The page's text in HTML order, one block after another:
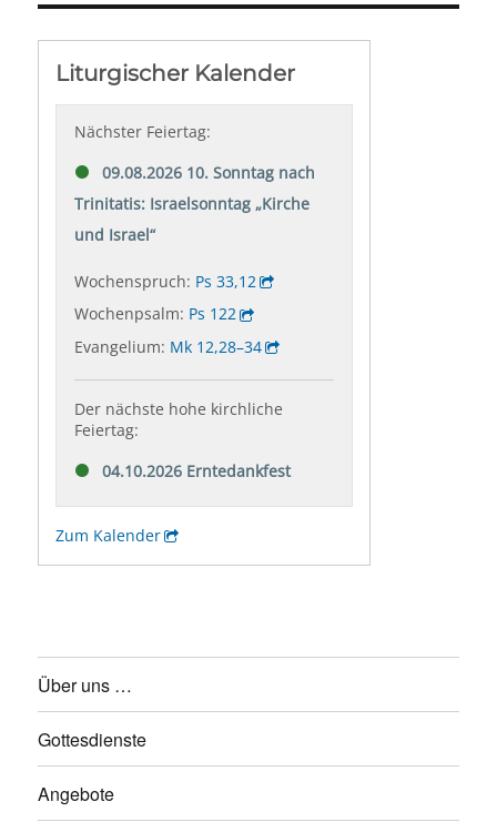
Über uns …
Gottesdienste
Angebote